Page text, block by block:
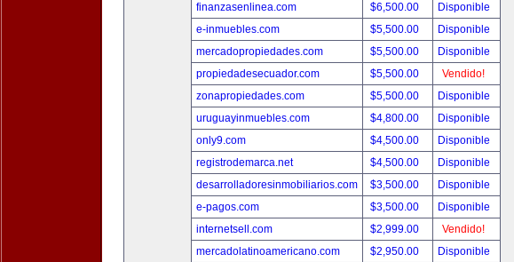
finanzasenlinea.com
$6,500.00
Disponible
e-inmuebles.com
$5,500.00
Disponible
mercadopropiedades.com
$5,500.00
Disponible
propiedadesecuador.com
$5,500.00
Vendido!
zonapropiedades.com
$5,500.00
Disponible
uruguayinmuebles.com
$4,800.00
Disponible
only9.com
$4,500.00
Disponible
registrodemarca.net
$4,500.00
Disponible
desarrolladoresinmobiliarios.com
$3,500.00
Disponible
e-pagos.com
$3,500.00
Disponible
internetsell.com
$2,999.00
Vendido!
mercadolatinoamericano.com
$2,950.00
Disponible